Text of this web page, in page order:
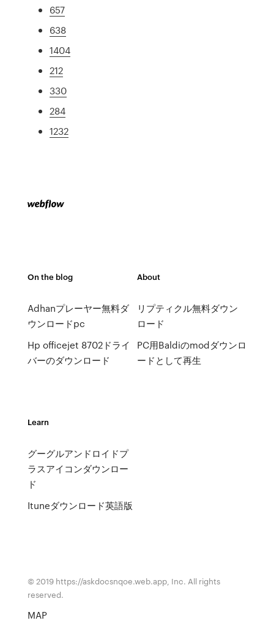
657
638
1404
212
330
284
1232
On the blog
Adhanプレーヤー無料ダ
ウンロードpc
Hp officejet 8702ドライ
バーのダウンロード
About
リプティクル無料ダウン
ロード
PC用Baldiのmodダウンロ
ードとして再生
Learn
グーグルアンドロイドプ
ラスアイコンダウンロー
ド
Ituneダウンロード英語版
© 2019 https://askdocsnqoe.web.app, Inc. All rights
reserved.
MAP